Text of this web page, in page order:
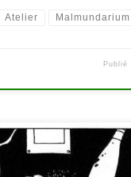
Atelier Malmundarium
Publié